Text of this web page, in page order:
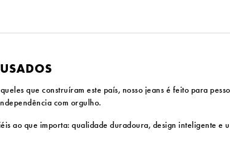
que construíram este país, nosso jeans é feito para
com orgulho.
ao que importa: qualidade duradoura, design inteligente e